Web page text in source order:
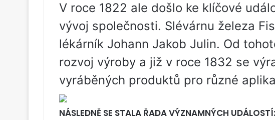
V roce 1822 ale došlo ke klíčové
vývoj společnosti. Slévárnu železa
lékárník Johann Jakob Julin. Od
rozvoj výroby a již v roce 1832 se
vyráběných produktů pro různé
NÁSLEDNĚ SE STALA ŘADA VÝZNAMNÝCH UDÁLOSTÍ: